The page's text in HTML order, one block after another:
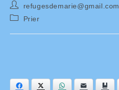
Auteur/autrice
de
la
publication :
refugesdemarie@gmail.com
PostPrier
Facebook Twitter WhatsAppE-mail